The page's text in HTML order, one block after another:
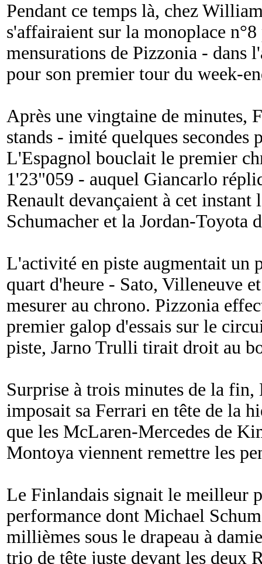
Pendant ce temps là, chez
s'affairaient sur la monoplace
mensurations de Pizzonia - dans
pour son premier tour du week-
Après une vingtaine de minutes,
stands - imité quelques secondes
L'Espagnol bouclait le premier
1'23"059 - auquel Giancarlo
Renault devançaient à cet instant
Schumacher et la Jordan-Toyota
L'activité en piste augmentait un
quart d'heure - Sato, Villeneuve
mesurer au chrono. Pizzonia
premier galop d'essais sur le
piste, Jarno Trulli tirait droit au
Surprise à trois minutes de la fin,
imposait sa Ferrari en tête de la
que les McLaren-Mercedes de
Montoya viennent remettre les
Le Finlandais signait le meilleur
performance dont Michael
millièmes sous le drapeau à
trio de tête juste devant les deux